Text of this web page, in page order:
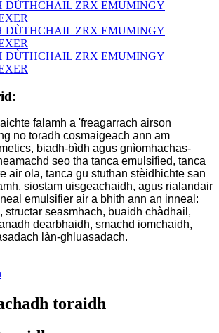
falamh a 'freagarrach airson
no toradh cosmaigeach ann am
biadh-bìdh agus gnìomhachas-
seo tha tanca emulsified, tanca
air ola, tanca gu stuthan stèidhichte san
siostam uisgeachaidh, agus rialandair
emulsifier air a bhith ann an inneal:
structar seasmhach, buaidh chàdhail,
dearbhaidh, smachd iomchaidh,
làn-ghluasadach.
toraidh